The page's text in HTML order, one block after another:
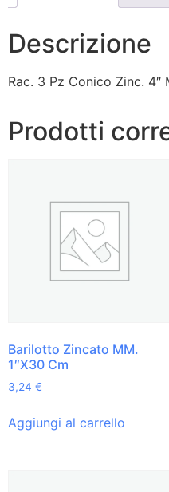
Descrizione
Rac. 3 Pz Conico Zinc. 4″
Prodotti
Barilotto Zincato MM.
1″X30 Cm
3,24 €
Aggiungi al carrello